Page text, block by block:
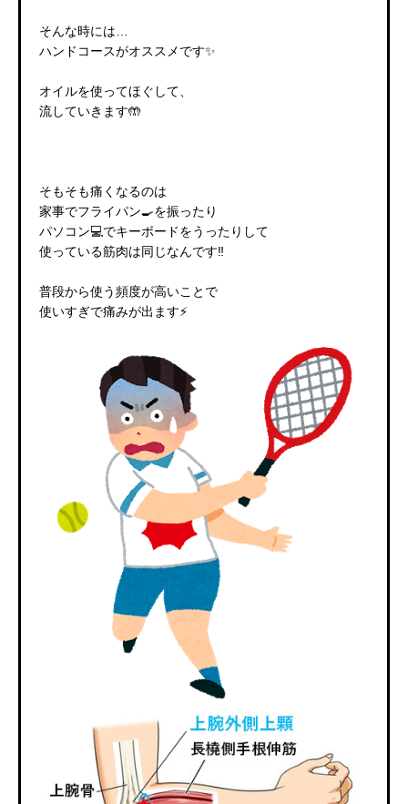
そんな時には…
ハンドコースがオススメです✨
オイルを使ってほぐして、
流していきます🤲
そもそも痛くなるのは
家事でフライパン🍳を振ったり
パソコン💻でキーボードをうったりして
使っている筋肉は同じなんです‼️
普段から使う頻度が高いことで
使いすぎで痛みが出ます⚡️